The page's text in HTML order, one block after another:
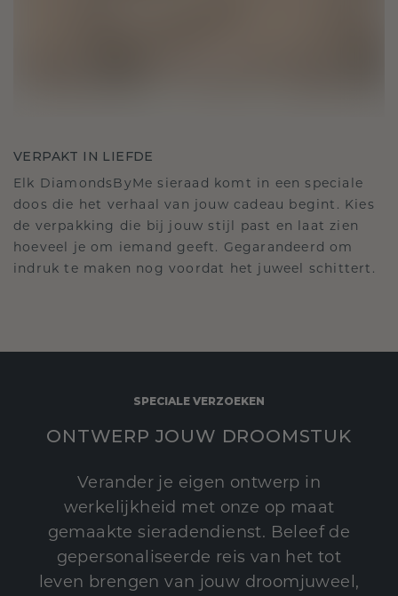
VERPAKT IN LIEFDE
Elk DiamondsByMe sieraad komt in een speciale
doos die het verhaal van jouw cadeau begint. Kies
de verpakking die bij jouw stijl past en laat zien
hoeveel je om iemand geeft. Gegarandeerd om
indruk te maken nog voordat het juweel schittert.
SPECIALE VERZOEKEN
ONTWERP JOUW DROOMSTUK
Verander je eigen ontwerp in
werkelijkheid met onze op maat
gemaakte sieradendienst. Beleef de
gepersonaliseerde reis van het tot
leven brengen van jouw droomjuweel,